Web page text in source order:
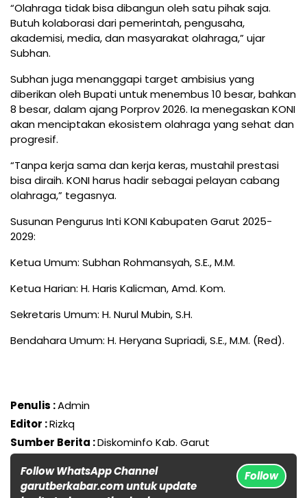
“Olahraga tidak bisa dibangun oleh satu pihak saja.
Butuh kolaborasi dari pemerintah, pengusaha,
akademisi, media, dan masyarakat olahraga,” ujar
Subhan.
Subhan juga menanggapi target ambisius yang
diberikan oleh Bupati untuk menembus 10 besar, bahkan
8 besar, dalam ajang Porprov 2026. Ia menegaskan KONI
akan menciptakan ekosistem olahraga yang sehat dan
progresif.
“Tanpa kerja sama dan kerja keras, mustahil prestasi
bisa diraih. KONI harus hadir sebagai pelayan cabang
olahraga,” tegasnya.
Susunan Pengurus Inti KONI Kabupaten Garut 2025-
2029:
Ketua Umum: Subhan Rohmansyah, S.E., M.M.
Ketua Harian: H. Haris Kalicman, Amd. Kom.
Sekretaris Umum: H. Nurul Mubin, S.H.
Bendahara Umum: H. Heryana Supriadi, S.E., M.M. (Red).
Penulis :Admin
Editor :Rizkq
Sumber Berita :Diskominfo Kab. Garut
Follow WhatsApp Channel
garutberkabar.com untuk update
Follow